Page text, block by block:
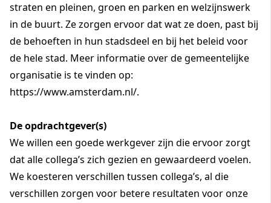
straten en pleinen, groen en parken en welzijnswerk
in de buurt. Ze zorgen ervoor dat wat ze doen, past bij
de behoeften in hun stadsdeel en bij het beleid voor
de hele stad. Meer informatie over de gemeentelijke
organisatie is te vinden op:
https://www.amsterdam.nl/.
De opdrachtgever(s)
We willen een goede werkgever zijn die ervoor zorgt
dat alle collega’s zich gezien en gewaardeerd voelen.
We koesteren verschillen tussen collega’s, al die
verschillen zorgen voor betere resultaten voor onze